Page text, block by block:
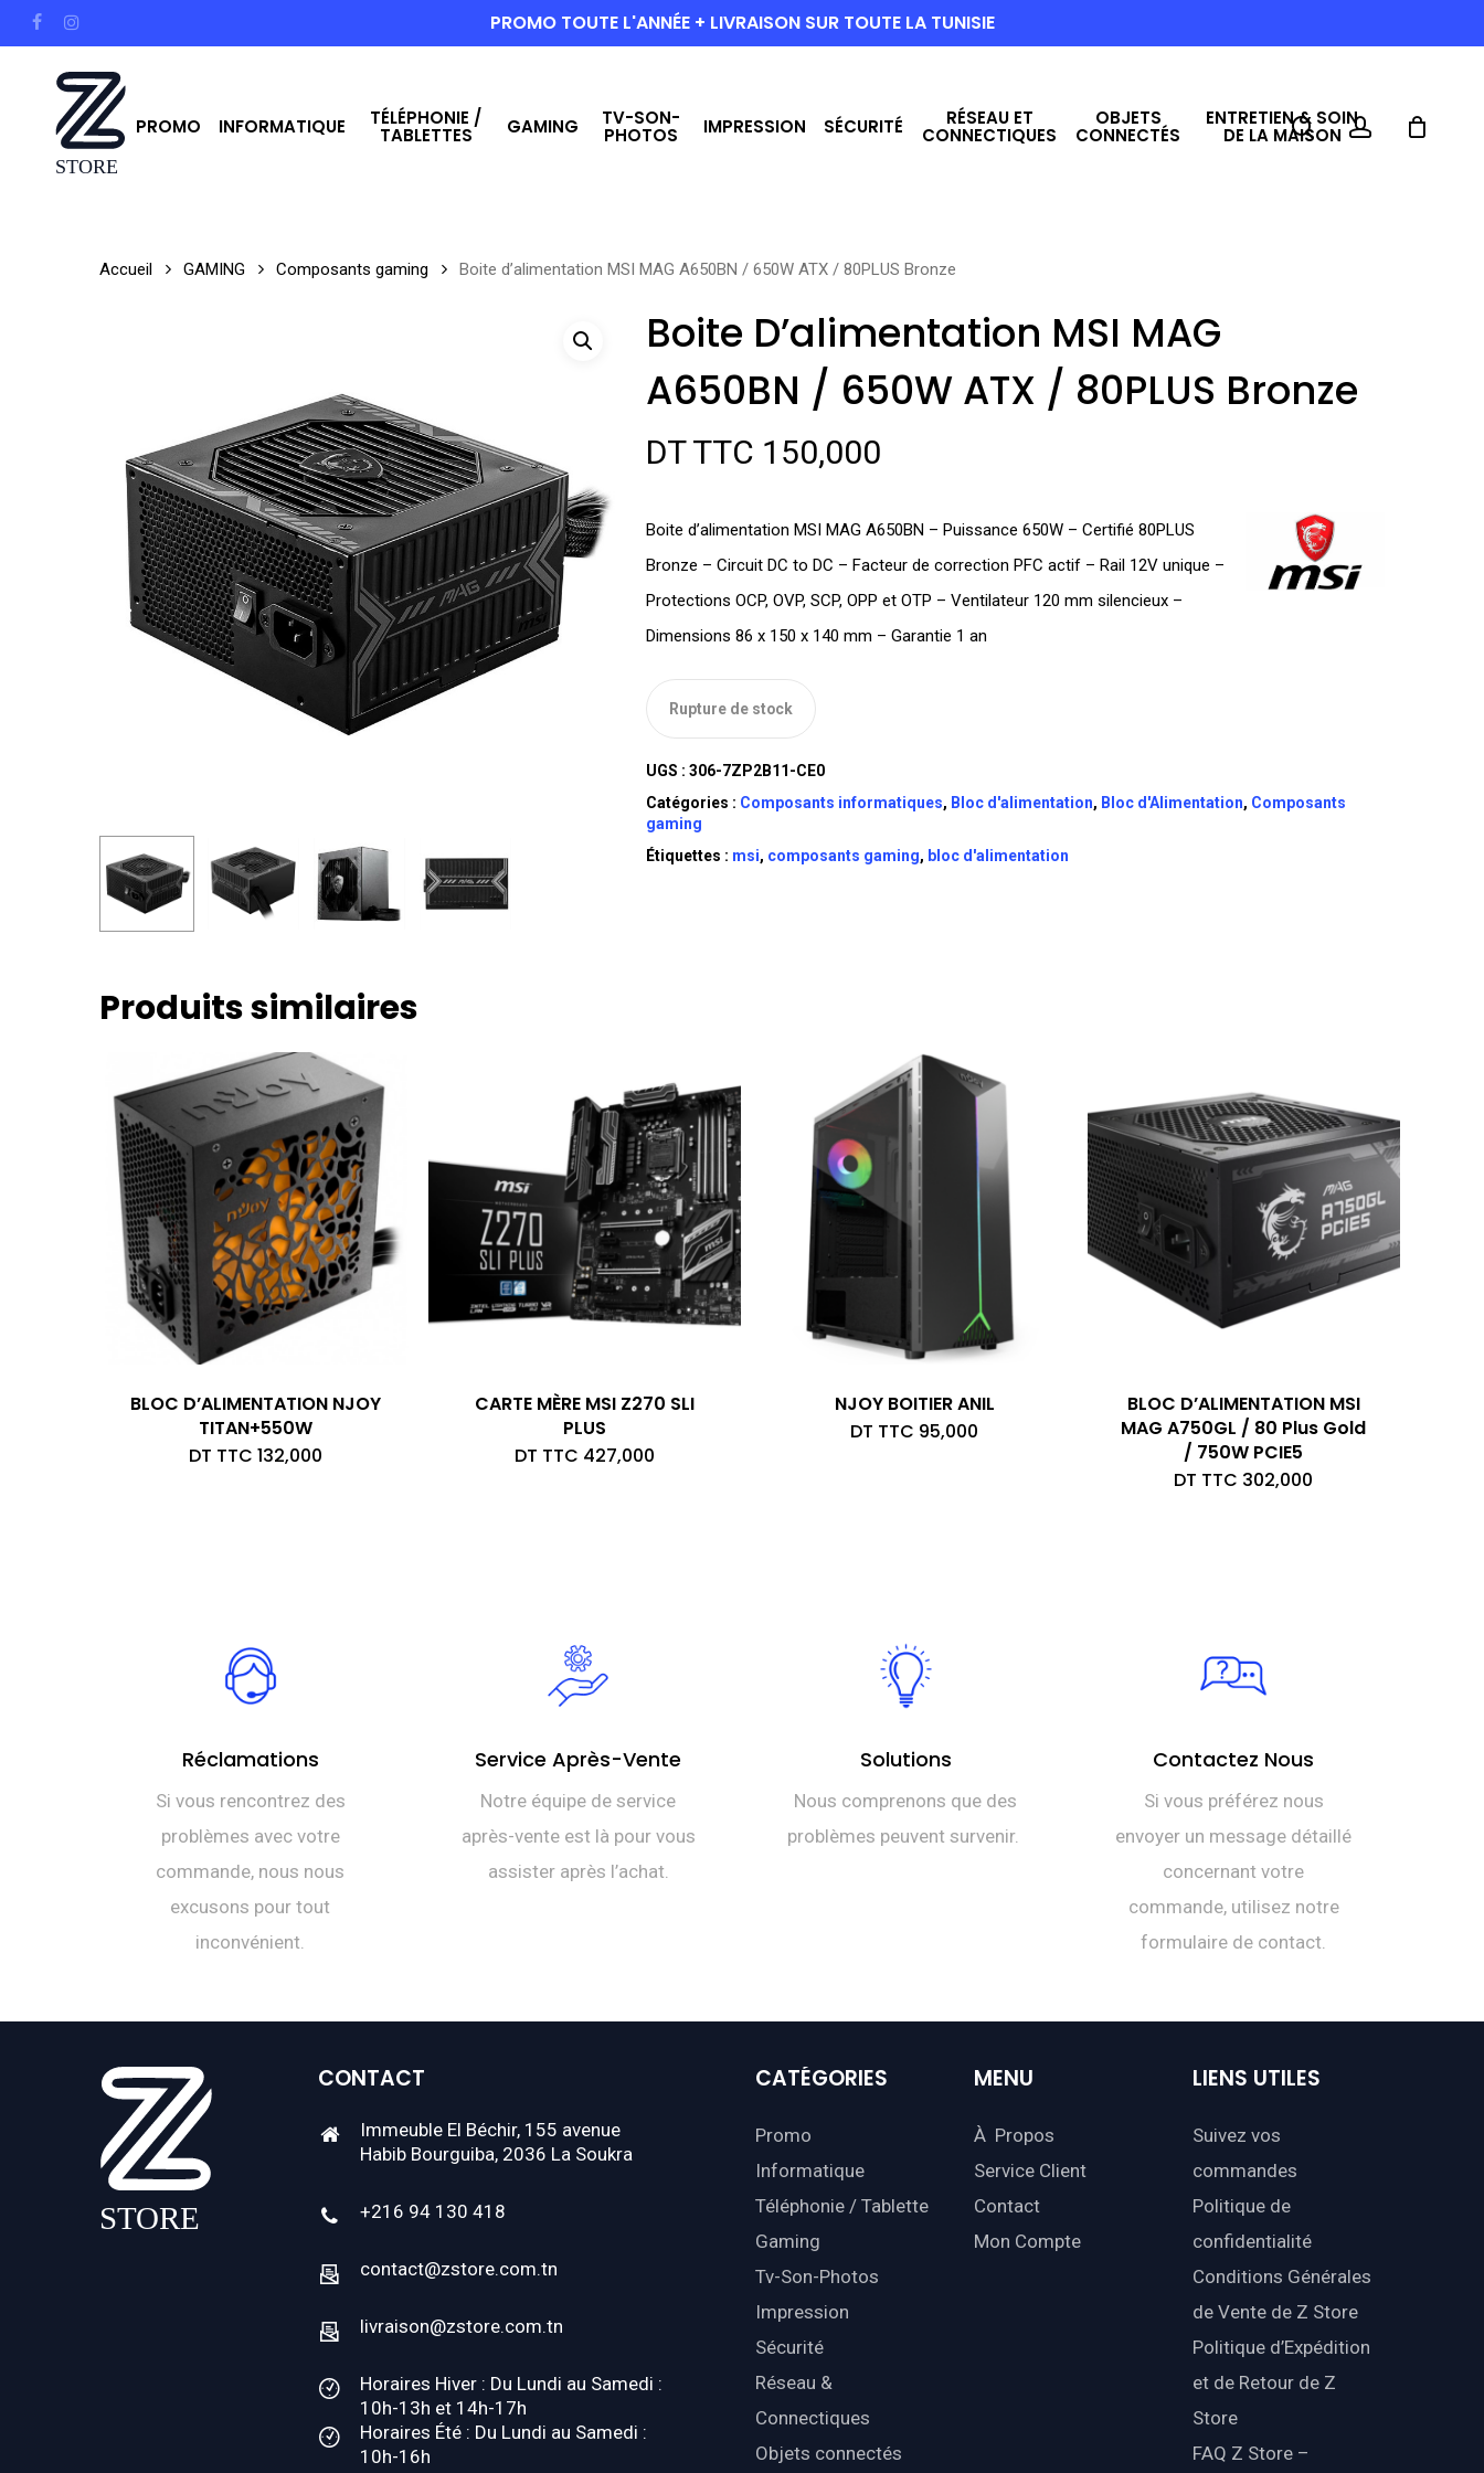
to
facebookinstagram PROMO TOUTE L'ANNÉE + LIVRAISON SUR TOUTE LA TUNISIE
PROMO INFORMATIQUE TÉLÉPHONIE /
TABLETTES GAMING TV-SON-
PHOTOS IMPRESSION SÉCURITÉ RÉSEAU ET
CONNECTIQUES
OBJETS
CONNECTÉS
ENTRETIEN & SOIN
DE LA MAISONsearchaccount
Accueil GAMING Composants gaming Boite d’alimentation MSI MAG A650BN / 650W ATX / 80PLUS Bronze
Boite D’alimentation MSI MAG
A650BN / 650W ATX / 80PLUS Bronze
DT TTC 150,000
Boite d’alimentation MSI MAG A650BN – Puissance 650W – Certifié 80PLUS
Bronze – Circuit DC to DC – Facteur de correction PFC actif – Rail 12V unique –
Protections OCP, OVP, SCP, OPP et OTP – Ventilateur 120 mm silencieux –
Dimensions 86 x 150 x 140 mm – Garantie 1 an
Rupture de stock
UGS : 306-7ZP2B11-CE0
Catégories : Composants informatiques, Bloc d'alimentation, Bloc d'Alimentation, Composants
gaming
Étiquettes : msi, composants gaming, bloc d'alimentation
Produits similaires
BLOC D’ALIMENTATION NJOY
TITAN+550W
DT TTC 132,000
CARTE MÈRE MSI Z270 SLI
PLUS
DT TTC 427,000
NJOY BOITIER ANIL
DT TTC 95,000
BLOC D’ALIMENTATION MSI
MAG A750GL / 80 Plus Gold
/ 750W PCIE5
DT TTC 302,000
Réclamations
Si vous rencontrez des
problèmes avec votre
commande, nous nous
excusons pour tout
inconvénient.
Service Après-Vente
Notre équipe de service
après-vente est là pour vous
assister après l’achat.
Solutions
Nous comprenons que des
problèmes peuvent survenir.
Contactez Nous
Si vous préférez nous
envoyer un message détaillé
concernant votre
commande, utilisez notre
formulaire de contact.
CONTACT
Immeuble El Béchir, 155 avenue
Habib Bourguiba, 2036 La Soukra
+216 94 130 418
contact@zstore.com.tn
livraison@zstore.com.tn
Horaires Hiver : Du Lundi au Samedi :
10h-13h et 14h-17h
Horaires Été : Du Lundi au Samedi :
10h-16h
CATÉGORIES
Promo
Informatique
Téléphonie / Tablette
Gaming
Tv-Son-Photos
Impression
Sécurité
Réseau &
Connectiques
Objets connectés
MENU
À Propos
Service Client
Contact
Mon Compte
LIENS UTILES
Suivez vos
commandes
Politique de
confidentialité
Conditions Générales
de Vente de Z Store
Politique d’Expédition
et de Retour de Z
Store
FAQ Z Store –